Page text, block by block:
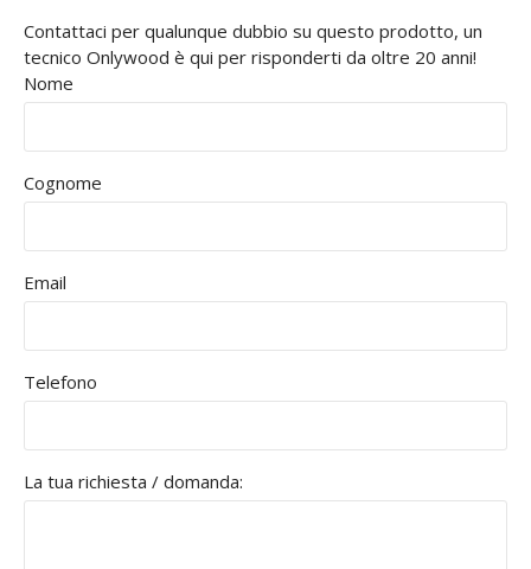
Contattaci per qualunque dubbio su questo prodotto, un
tecnico Onlywood è qui per risponderti da oltre 20 anni!
Nome
Cognome
Email
Telefono
La tua richiesta / domanda: